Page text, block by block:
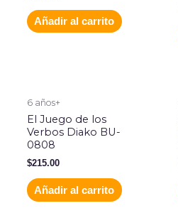
Añadir al carrito
6 años+
El Juego de los
Verbos Diako BU-
0808
$215.00
Añadir al carrito